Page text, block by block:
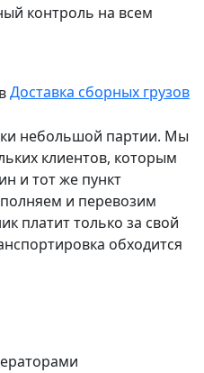
контроль на всем
Доставка сборных грузов
небольшой партии. Мы
клиентов, которым
и тот же пункт
и перевозим
платит только за свой
обходится